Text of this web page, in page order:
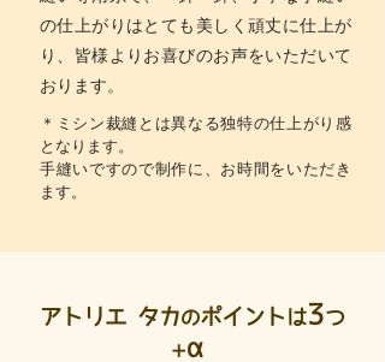
の仕上がりはとても美しく頑丈に仕上が
り、皆様よりお喜びのお声をいただいて
おります。
＊ミシン裁縫とは異なる独特の仕上がり感
となります。
手縫いですので制作に、お時間をいただき
ます。
アトリエ タカのポイント は3つ
+α